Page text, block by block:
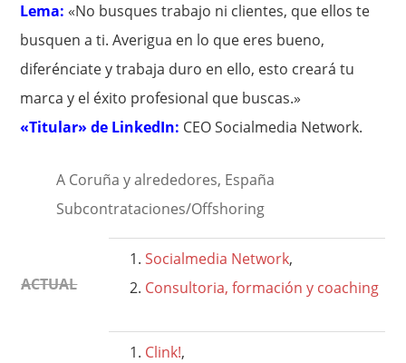
Lema: «No busques trabajo ni clientes, que ellos te
busquen a ti. Averigua en lo que eres bueno,
diferénciate y trabaja duro en ello, esto creará tu
marca y el éxito profesional que buscas.»
«Titular» de LinkedIn: CEO Socialmedia Network.
A Coruña y alrededores, España
Subcontrataciones/Offshoring
ACTUAL
Socialmedia Network,
Consultoria, formación y coaching
Clink!,